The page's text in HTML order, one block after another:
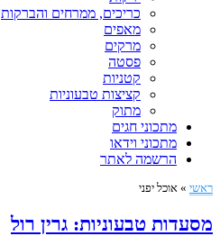
כריכים, ממרחים והברקות
מאפים
מרקים
פסטה
קטניות
קציצות טבעוניות
מתוק
מתכוני חגים
מתכוני וידאו
הרשמה לאתר
ראשי » אוכל יפני
מסעדות טבעוניות: גרין רול